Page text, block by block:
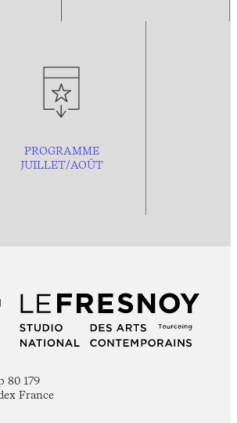
PROGRAMME
JUILLET/AOÛT
80 179
France